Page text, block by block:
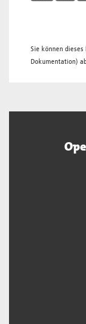
Sie können
Dokumentation)